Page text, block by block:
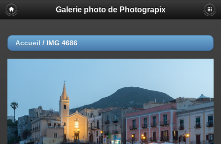
Galerie photo de Photograpix
Accueil / IMG 4686